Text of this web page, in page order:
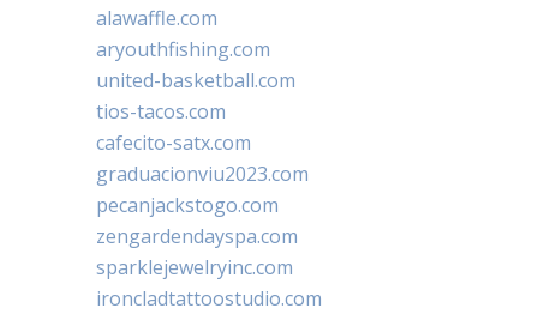
alawaffle.com
aryouthfishing.com
united-basketball.com
tios-tacos.com
cafecito-satx.com
graduacionviu2023.com
pecanjackstogo.com
zengardendayspa.com
sparklejewelryinc.com
ironcladtattoostudio.com